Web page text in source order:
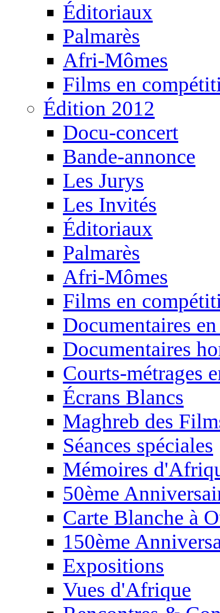
Éditoriaux
Palmarès
Afri-Mômes
Films en
Édition 2012
Docu-concert
Bande-annonce
Les Jurys
Les Invités
Éditoriaux
Palmarès
Afri-Mômes
Films en
Documentaires
Documentaires
Courts-métrages
Écrans Blancs
Maghreb des
Séances spéciales
Mémoires
50ème
Carte Blanche à
150ème
Expositions
Vues d'Afrique